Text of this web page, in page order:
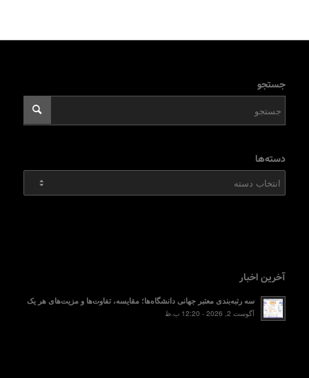
جستجو
دسته‌ها
آخرین اخبار
سه رتبه‌بندی معتبر جهانی دانشگاه‌ها؛ مقایسه، تفاوت‌ها و مزیت‌های هر یک
آگوست 2, 2026 - 12:20 ب.ظ